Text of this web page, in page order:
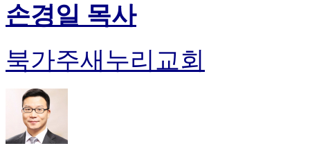
손경일 목사
북가주새누리교회